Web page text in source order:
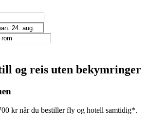
og reis uten bekymringer
kr når du bestiller fly og hotell samtidig*.